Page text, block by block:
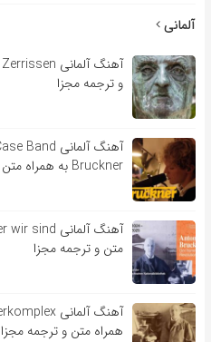
آلمانی
و ترجمه مجزا
Bruckner به همراه متن و ترجمه مجزا
متن و ترجمه مجزا
همراه متن و ترجمه مجزا